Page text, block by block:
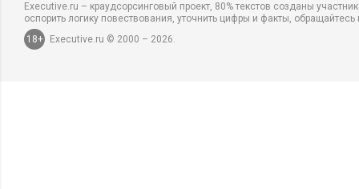
Executive.ru – краудсорсинговый проект, 80% текстов созданы
оспорить логику повествования, уточнить цифры и факты,
18+
Executive.ru © 2000 – 2026.